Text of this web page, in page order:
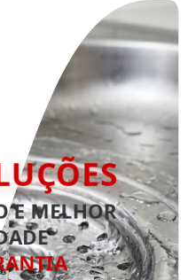
E MELHOR